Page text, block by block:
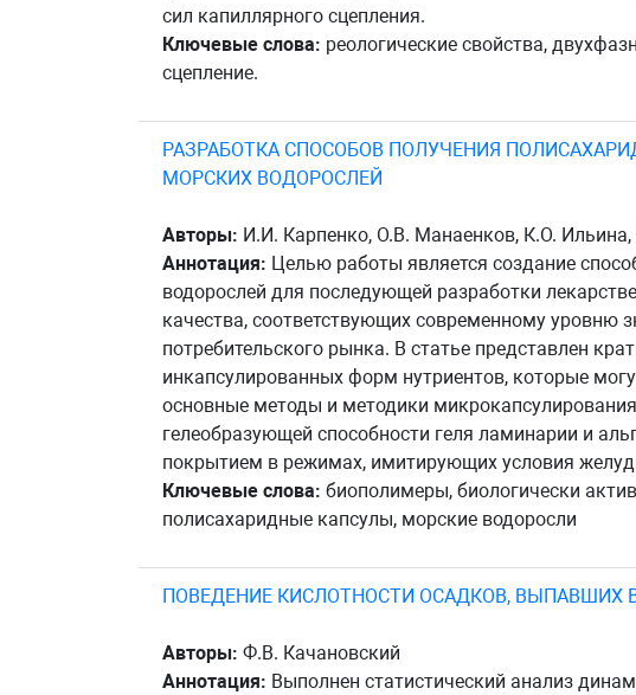
сил капиллярного сцепления.
Ключевые слова: реологические свойства,
сцепление.
РАЗРАБОТКА СПОСОБОВ ПОЛУЧЕНИЯ
МОРСКИХ ВОДОРОСЛЕЙ
Авторы: И.И. Карпенко, О.В. Манаенков, К.О.
Аннотация: Целью работы является создание
водорослей для последующей разработки
качества, соответствующих современному уровню
потребительского рынка. В статье представлен
инкапсулированных форм нутриентов, которые
основные методы и методики
гелеобразующей способности геля ламинарии и
покрытием в режимах, имитирующих условия
Ключевые слова: биополимеры, биологически
полисахаридные капсулы, морские водоросли
ПОВЕДЕНИЕ КИСЛОТНОСТИ ОСАДКОВ, ВЫПАВШИХ В
Авторы: Ф.В. Качановский
Аннотация: Выполнен статистический анализ